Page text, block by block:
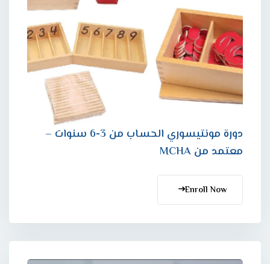
دورة مونتيسوري الحساب من 3-6 سنوات –
معتمد من MCHA
Enroll Now